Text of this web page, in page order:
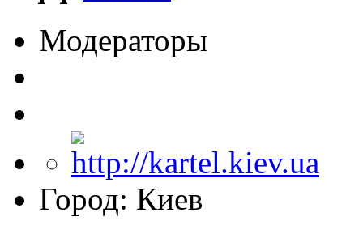
Модераторы
Город: Киев